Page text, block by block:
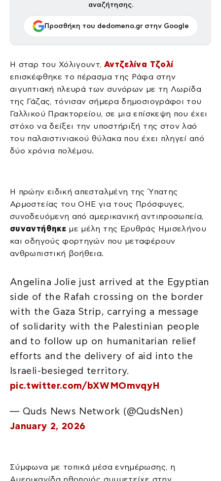
αναζήτησης.
Προσθήκη του dedomeno.gr στην Google
Η σταρ του Χόλιγουντ, Αντζελίνα Τζολί
επισκέφθηκε το πέρασμα της Ράφα στην
αιγυπτιακή πλευρά των συνόρων με τη Λωρίδα
της Γάζας, τόνισαν σήμερα δημοσιογράφοι του
Γαλλικού Πρακτορείου, σε μια επίσκεψη που έχει
στόχο να δείξει την υποστήριξή της στον λαό
του παλαιστινιακού θύλακα που έχει πληγεί από
δύο χρόνια πολέμου.
Η πρώην ειδική απεσταλμένη της Ύπατης
Αρμοστείας του ΟΗΕ για τους Πρόσφυγες,
συνοδευόμενη από αμερικανική αντιπροσωπεία,
συναντήθηκεμε μέλη της Ερυθράς Ημισελήνου
και οδηγούς φορτηγών που μεταφέρουν
ανθρωπιστική βοήθεια.
Angelina Jolie just arrived at the Egyptian
side of the Rafah crossing on the border
with the Gaza Strip, carrying a message
of solidarity with the Palestinian people
and to follow up on humanitarian relief
efforts and the delivery of aid into the
Israeli-besieged territory.
pic.twitter.com/bXWMOmvqyH
— Quds News Network (@QudsNen)
January 2, 2026
Σύμφωνα με τοπικά μέσα ενημέρωσης, η
Αμερικανίδα ηθοποιός συμμετείχε στην